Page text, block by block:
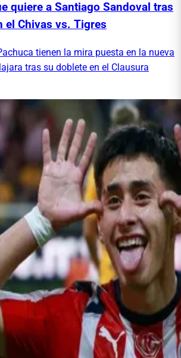
quiere a Santiago Sandoval tras
el Chivas vs. Tigres
tienen la mira puesta en la nueva
tras su doblete en el Clausura